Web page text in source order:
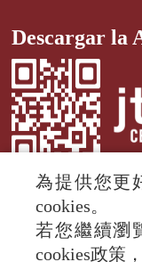
Descargar la
© 2024 RTI
為提供您更
cookies。
若您繼續瀏
cookies政策